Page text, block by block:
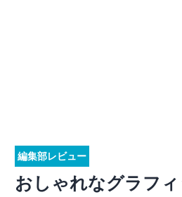
編集部レビュー
おしゃれなグラフ